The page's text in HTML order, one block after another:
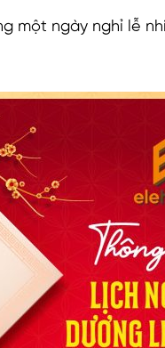
một ngày nghỉ lễ